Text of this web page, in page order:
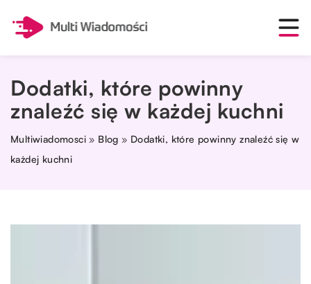
Dodatki, które powinny
znaleźć się w każdej kuchni
Multiwiadomosci » Blog » Dodatki, które powinny znaleźć się w
każdej kuchni